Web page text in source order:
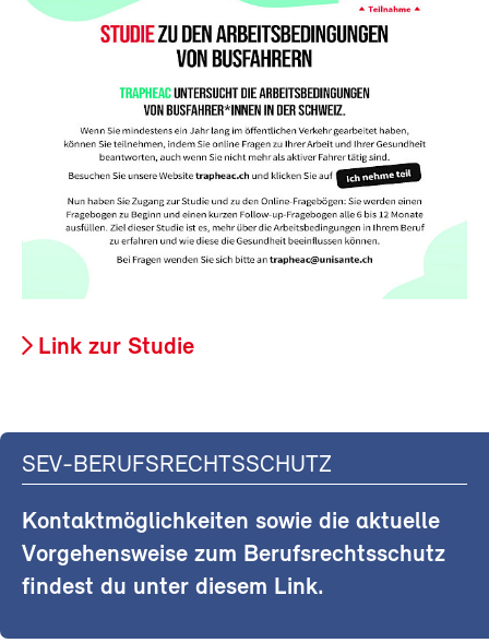
Link zur Studie
SEV-BERUFSRECHTSSCHUTZ
Kontaktmöglichkeiten sowie die aktuelle
Vorgehensweise zum Berufsrechtsschutz
findest du unter diesem Link.